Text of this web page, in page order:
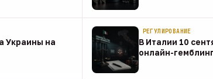
08 авг
Украины на
РЕГУЛИРОВАНИЕ
В Италии 10
онлайн-
07 авг